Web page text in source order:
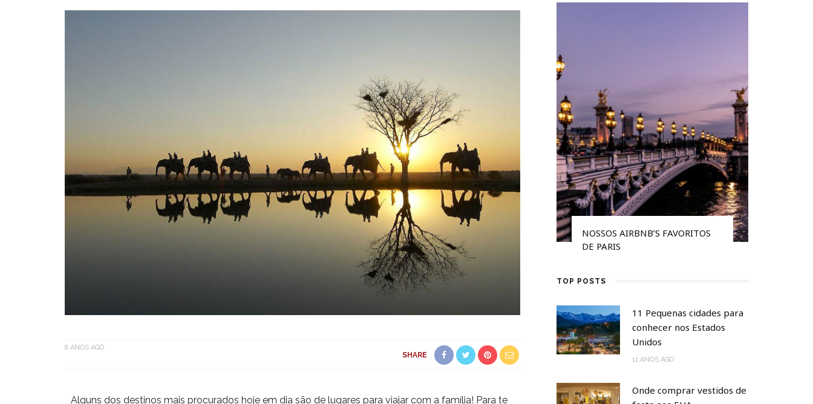
8 ANOS AGO
SHARE
Alguns dos destinos mais procurados hoje em dia são de lugares para viajar com a família! Para te
OS MELHORES HOTÉIS DE 2021
HOTÉIS BOUTIQUE EM SAN
FRANCISCO PARA CONHECER NA
SUA PRÓXIMA VIAGEM
NOSSOS AIRBNB’S FAVORITOS
DE PARIS
TOP POSTS
11 Pequenas cidades para
conhecer nos Estados
Unidos
11 ANOS AGO
Onde comprar vestidos de